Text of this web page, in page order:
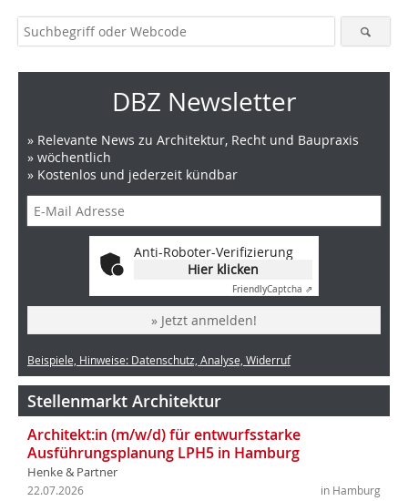
DBZ Newsletter
» Relevante News zu Architektur, Recht und Baupraxis
» wöchentlich
» Kostenlos und jederzeit kündbar
Anti-Roboter-Verifizierung
Hier klicken
FriendlyCaptcha ⇗
» Jetzt anmelden!
Beispiele, Hinweise: Datenschutz, Analyse, Widerruf
Stellenmarkt Architektur
Architekt:in (m/w/d) für entwurfsstarke
Ausführungsplanung LPH5 in Hamburg
Henke & Partner
in Hamburg
22.07.2026